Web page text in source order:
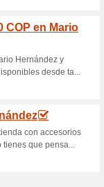
Ofertas
de
desde